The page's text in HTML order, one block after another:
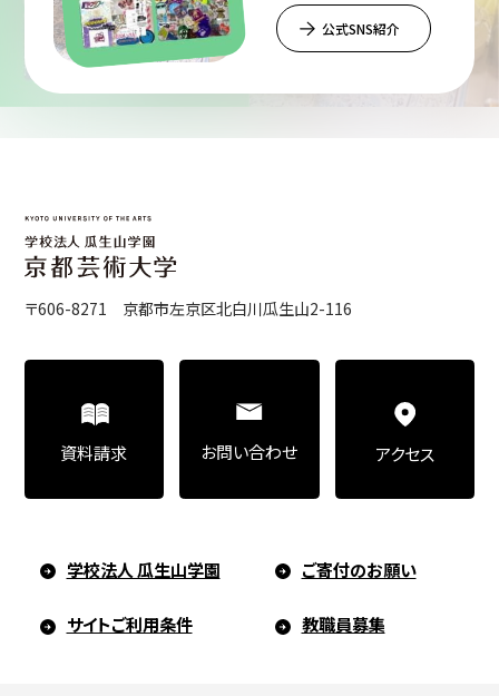
公式SNS紹介
〒606-8271 京都市左京区北白川瓜生山2-116
学校法人 瓜生山学園 ご寄付のお願い
サイトご利用条件 教職員募集
資料請求 お問い合わせ アクセス